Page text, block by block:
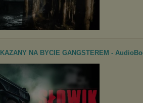
NA BYCIE GANGSTEREM -